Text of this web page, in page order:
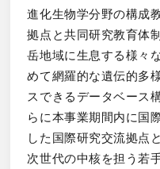
進化生物学分野の構成
拠点と共同研究教育体
岳地域に生息する様々
めて網羅的な遺伝的多
スできるデータベース
らに本事業期間内に国
した国際研究交流拠点
次世代の中核を担う若